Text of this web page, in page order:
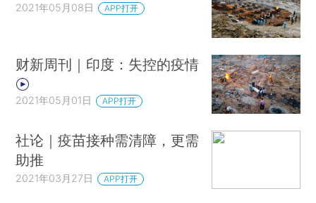
2021年05月08日 APP打开
财新周刊｜印度：失控的疫情
2021年05月01日 APP打开
社论｜疫苗接种需清障，更需
助推
2021年03月27日 APP打开